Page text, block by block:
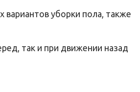
вариантов уборки пола, также
так и при движении назад